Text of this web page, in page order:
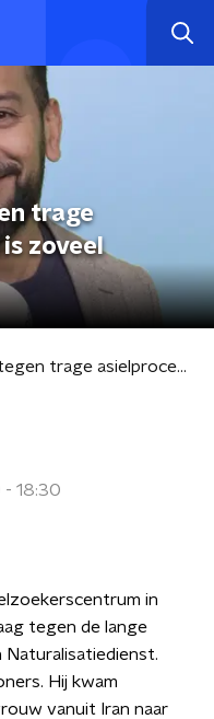
trage
zoveel
Demonstreren tegen trage asielprocedure: 'er is zoveel onzekerheid'
18:30
in
tegen de lange
Naturalisatiedienst.
Hij kwam
vanuit Iran naar